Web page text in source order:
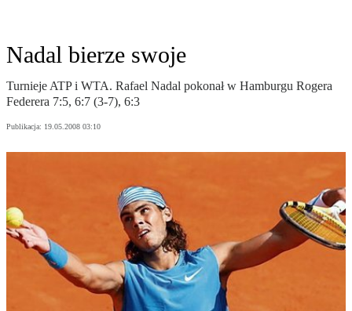
Nadal bierze swoje
Turnieje ATP i WTA. Rafael Nadal pokonał w Hamburgu Rogera
Federera 7:5, 6:7 (3-7), 6:3
Publikacja: 19.05.2008 03:10